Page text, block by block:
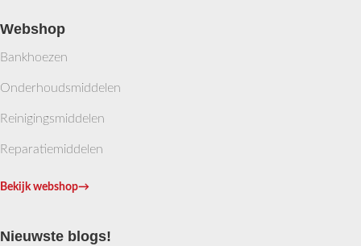
Webshop
Bankhoezen
Onderhoudsmiddelen
Reinigingsmiddelen
Reparatiemiddelen
Bekijk webshop→
Nieuwste blogs!